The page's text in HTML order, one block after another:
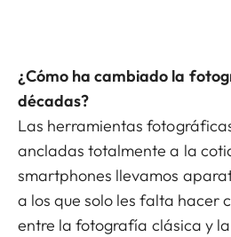
¿Cómo ha cambiado la
décadas?
Las herramientas
ancladas totalmente a la
smartphones llevamos
a los que solo les falta hacer
entre la fotografía clásica y